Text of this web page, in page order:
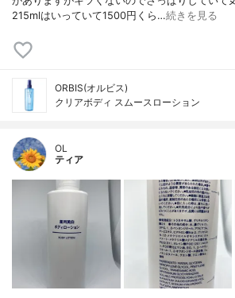
215mlはいっていて1500円くら…続きを見る
ORBIS(オルビス)
クリアボディ スムースローション
OL
ティア